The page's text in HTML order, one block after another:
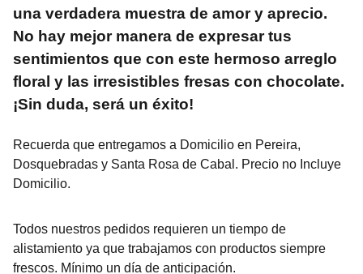
una verdadera muestra de amor y aprecio.
No hay mejor manera de expresar tus
sentimientos que con este hermoso arreglo
floral y las irresistibles fresas con chocolate.
¡Sin duda, será un éxito!
Recuerda que entregamos a Domicilio en Pereira,
Dosquebradas y Santa Rosa de Cabal. Precio no Incluye
Domicilio.
Todos nuestros pedidos requieren un tiempo de
alistamiento ya que trabajamos con productos siempre
frescos. Mínimo un día de anticipación.